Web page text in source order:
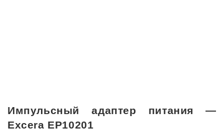
Импульсный адаптер питания —
Excera EP10201